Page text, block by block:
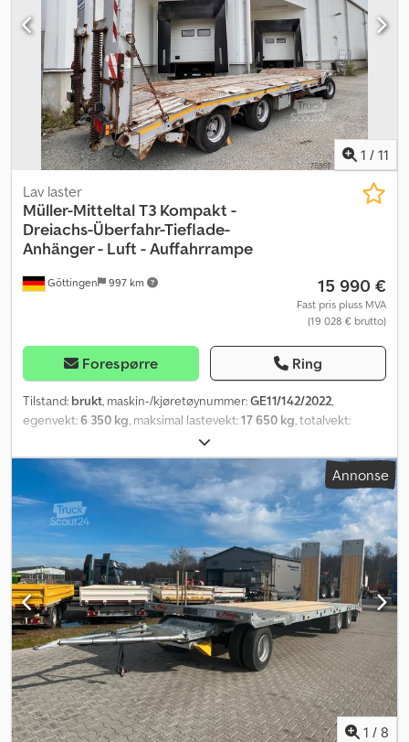
1 / 11
Göttingen 997 km
Lav laster
Müller-MitteltalT3 Kompakt -
Dreiachs-Überfahr-Tieflade-
Anhänger - Luft - Auffahrrampe
15 990 €
Fast pris pluss MVA
(19 028 € brutto)
Forespørre Ring
Tilstand: brukt, maskin-/kjøretøynummer:GE11/142/2022,
egenvekt:6 350 kg, maksimal lastevekt:17 650 kg, totalvekt:
3 aksler
08/2008, lasteromslengde:8 500 mm, lasteplassbredde:2 500
, fjæring: luft Annonse
1 / 8